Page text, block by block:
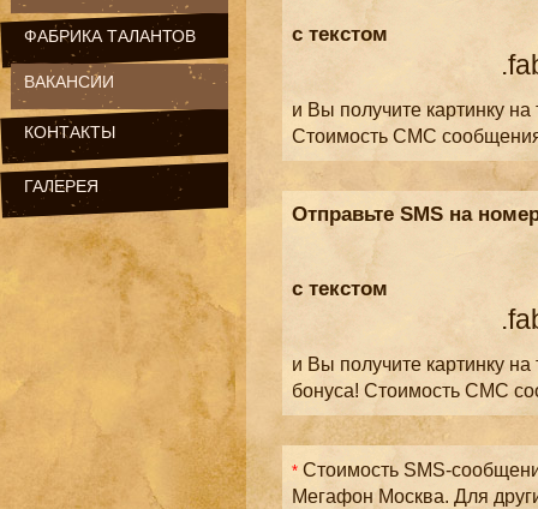
с текстом
и Вы получите картинку
Стоимость СМС
Отправьте SMS на
с текстом
и Вы получите картинку
бонуса! Стоимость СМС
* Стоимость SMS-
Мегафон Москва. Для
ФАБРИКА ТАЛАНТОВ
ВАКАНСИИ
КОНТАКТЫ
ГАЛЕРЕЯ